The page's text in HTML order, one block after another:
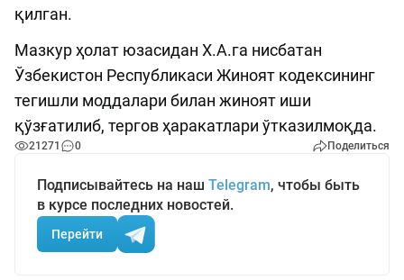
қилган.
Мазкур ҳолат юзасидан Х.А.га нисбатан
Ўзбекистон Республикаси Жиноят кодексининг
тегишли моддалари билан жиноят иши
қўзғатилиб, тергов ҳаракатлари ўтказилмоқда.
21271 0 Поделиться
Подписывайтесь на наш Telegram, чтобы быть
в курсе последних новостей.
Перейти